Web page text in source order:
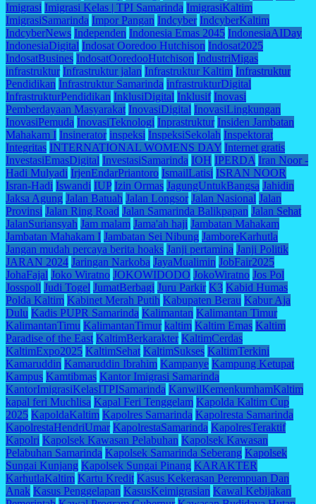
Imigrasi Imigrasi Kelas | TPI Samarinda ImigrasiKaltim
ImigrasiSamarinda Impor Pangan Indcyber IndcyberKaltim
IndcyberNews Independen Indonesia Emas 2045 IndonesiaAIDay
IndonesiaDigital Indosat Ooredoo Hutchison Indosat2025
IndosatBusines IndosatOoredooHutchison IndustriMigas
infrastruktur Infrastruktur jalan Infrastruktur Kaltim Infrastruktur
Pendidikan Infrastruktur Samarinda infrastrukturDigital
InfrastrukturPendidikan InklusiDigital Inklusif Inovasi
Pemberdayaan Masyarakat InovasiDigital InovasiLingkungan
InovasiPemuda InovasiTeknologi Inprastruktur Insiden Jambatan
Mahakam I Insinerator inspeksi InspeksiSekolah Inspektorat
Integritas INTERNATIONAL WOMENS DAY Internet gratis
InvestasiEmasDigital InvestasiSamarinda IOH IPERDA Iran Noor -
Hadi Mulyadi IrjenEndarPriantoro IsmailLatisi ISRAN NOOR
Isran-Hadi Iswandi IUP Izin Ormas JagungUntukBangsa Jahidin
Jaksa Agung Jalan Batuah Jalan Longsor Jalan Nasional Jalan
Provinsi Jalan Ring Road Jalan Samarinda Balikpapan Jalan Sehat
JalanSuriansyah Jam malam Jama'ah haji Jambatan Mahakam
Jambatan Mahakam I Jambatan Sei Nibung JamboreKarhutla
Jangan mudah percaya berita hoaks Janji pertamina Janji Politik
JARAN 2024 Jaringan Narkoba JayaMualimin JobFair2025
JohaFajal Joko Wiratno JOKOWIDODO JokoWiratno Jos Pol
Josspoll Judi Togel JumatBerbagi Juru Parkir K3 Kabid Humas
Polda Kaltim Kabinet Merah Putih Kabupaten Berau Kabur Aja
Dulu Kadis PUPR Samarinda Kalimantan Kalimantan Timur
KalimantanTimu KalimantanTimur kaltim Kaltim Emas Kaltim
Paradise of the East KaltimBerkarakter KaltimCerdas
KaltimExpo2025 KaltimSehat KaltimSukses KaltimTerkini
Kamaruddin Kamaruddin Ibrahim Kampanye Kampung Ketupat
Kampus Kamtibmas Kantor Imigrasi Samarinda
KantorImigrasiKelasITPISamarinda KanwilKemenkumhamKaltim
kapal feri Muchlisa Kapal Feri Tenggelam Kapolda Kaltim Cup
2025 KapoldaKaltim Kapolres Samarinda Kapolresta Samarinda
KapolrestaHendriUmar KapolrestaSamarinda KapolresTeraktif
Kapolri Kapolsek Kawasan Pelabuhan Kapolsek Kawasan
Pelabuhan Samarinda Kapolsek Samarinda Seberang Kapolsek
Sungai Kunjang Kapolsek Sungai Pinang KARAKTER
KarhutlaKaltim Kartu Kredit Kasus Kekerasan Perempuan Dan
Anak Kasus Penggelapan KasusKeimigrasian Kawal Kebijakan